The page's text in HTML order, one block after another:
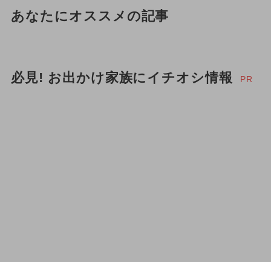
あなたにオススメの記事
必見! お出かけ家族にイチオシ情報 PR